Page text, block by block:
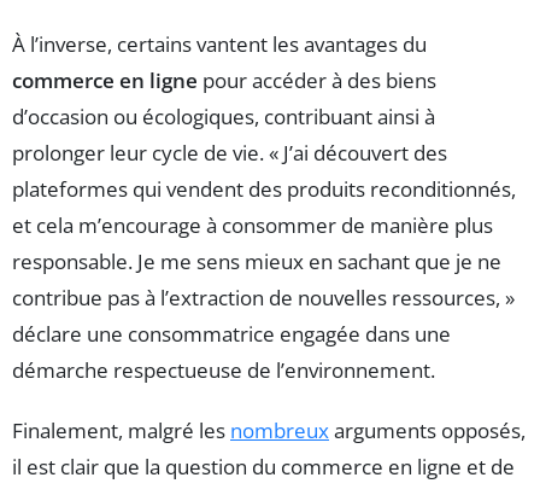
À l’inverse, certains vantent les avantages du
commerce en ligne pour accéder à des biens
d’occasion ou écologiques, contribuant ainsi à
prolonger leur cycle de vie. « J’ai découvert des
plateformes qui vendent des produits reconditionnés,
et cela m’encourage à consommer de manière plus
responsable. Je me sens mieux en sachant que je ne
contribue pas à l’extraction de nouvelles ressources, »
déclare une consommatrice engagée dans une
démarche respectueuse de l’environnement.
Finalement, malgré les nombreuxarguments opposés,
il est clair que la question du commerce en ligne et de